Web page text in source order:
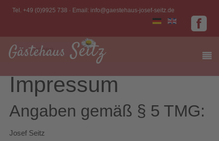
Tel. +49 (0)9925 738 · Email: info@gaestehaus-josef-seitz.de
Impressum
Angaben gemäß § 5 TMG:
Josef Seitz